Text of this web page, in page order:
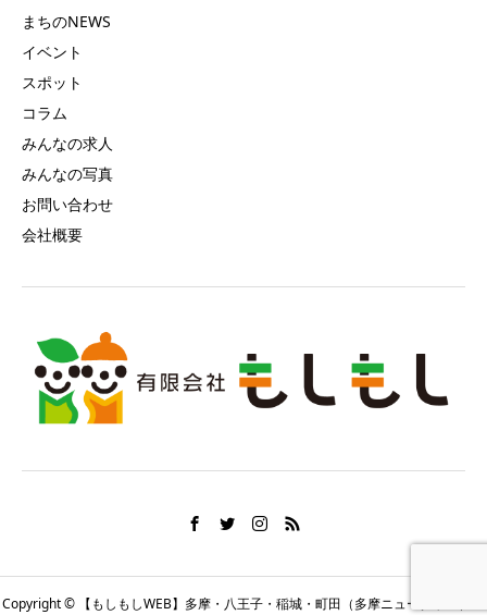
まちのNEWS
イベント
スポット
コラム
みんなの求人
みんなの写真
お問い合わせ
会社概要
Copyright © 【もしもしWEB】多摩・八王子・稲城・町田（多摩ニュータウン）の